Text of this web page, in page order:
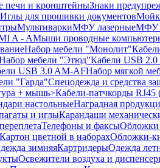
печи и кронштейныЗнаки
Иглы для прошивки документов
МультиваркиМФУ лазерныеМФУ
A - AМыши проводные
Набор мебели "Монолит"
мебели "Этюд"Кабели USB
USB 3.0 AM-AFНабор мягкой
"Гарда"Спецодежда и средства
+ мышь>Кабели-патчкорды RJ45
настольныеНаградная
и иглыКарандаши
Телефоны и факсыОбложки
Картон цветной в наборахОбложки-
зимняяКартридерыОдежда
Освежители воздуха и